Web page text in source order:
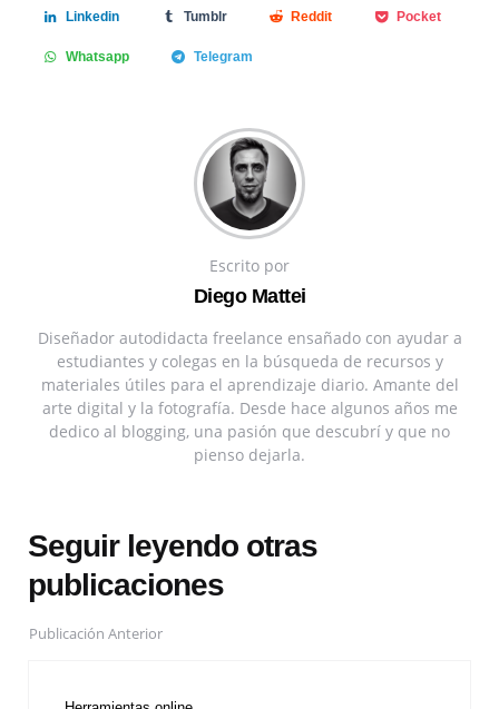
Linkedin Tumblr Reddit Pocket
Whatsapp Telegram
Escrito por
Diego Mattei
Diseñador autodidacta freelance ensañado con ayudar a
estudiantes y colegas en la búsqueda de recursos y
materiales útiles para el aprendizaje diario. Amante del
arte digital y la fotografía. Desde hace algunos años me
dedico al blogging, una pasión que descubrí y que no
pienso dejarla.
Seguir leyendo otras
publicaciones
Publicación Anterior